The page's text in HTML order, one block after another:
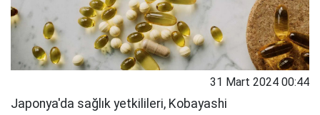
31 Mart 2024 00:44
Japonya'da sağlık yetkilileri, Kobayashi